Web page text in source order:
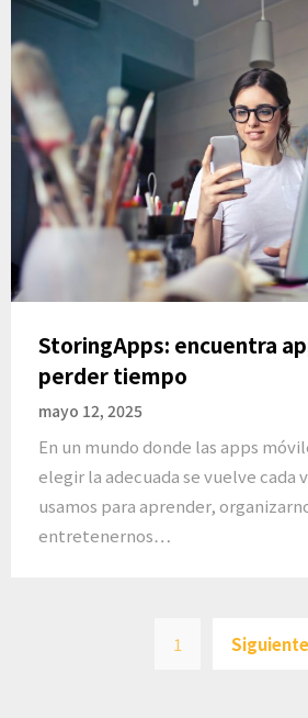
StoringApps: encuentra
perder tiempo
mayo 12, 2025
En un mundo donde las apps
elegir la adecuada se vuelve cada
usamos para aprender,
entretenernos…
de
1